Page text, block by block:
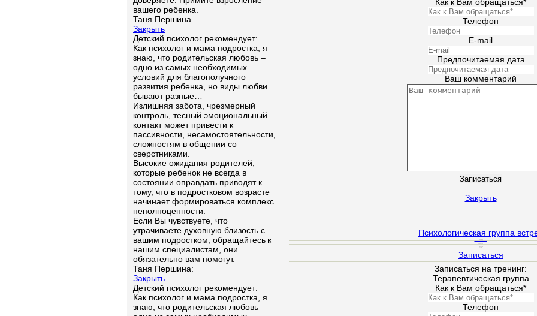
Телефон
E-mail
Предпочитаемая дата
Ваш комментарий
Закрыть
Психологическая группа
Записаться
Записаться на тренинг:
Терапевтическая группа
Как к Вам обращаться*
Телефон
вашего ребенка.
Таня Першина
Закрыть
Детский психолог рекомендует:
Как психолог и мама подростка, я
знаю, что родительская любовь –
одно из самых необходимых
условий для благополучного
развития ребенка, но виды любви
бывают разные…
Излишняя забота, чрезмерный
контроль, тесный эмоциональный
контакт может привести к
пассивности, несамостоятельности,
сложностям в общении со
сверстниками.
Высокие ожидания родителей,
которые ребенок не всегда в
состоянии оправдать приводят к
тому, что в подростковом возрасте
начинает формироваться комплекс
неполноценности.
Если Вы чувствуете, что
утрачиваете духовную близость с
вашим подростком, обращайтесь к
нашим специалистам, они
обязательно вам помогут.
Таня Першина:
Закрыть
Детский психолог рекомендует:
Как психолог и мама подростка, я
знаю, что родительская любовь –